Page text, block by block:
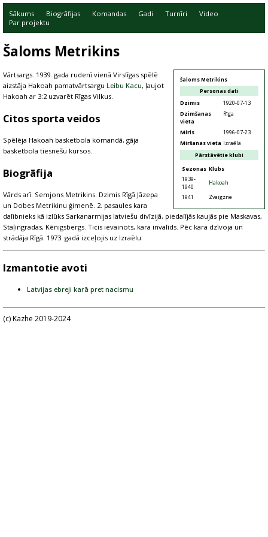
Sākums Biogrāfijas Komandas Gadi Turnīri
Video
Par projektu
Šaloms Metrikins
Šaloms Metrikins
Personas dati
Dzimis
1920-07-13
Dzimšanas
vieta
Rīga
Miris
1996-07-23
Miršanas vieta Izraēla
Pārstāvētie klubi
Sezonas Klubs
1939-
1940
Hakoah
1941
Zvaigzne
Vārtsargs. 1939. gada rudenī vienā Virslīgas spēlē
aizstāja Hakoah pamatvārtsargu Leibu Kacu, ļaujot
Hakoah ar 3:2 uzvarēt Rīgas Vilkus.
Citos sporta veidos
Spēlēja Hakoah basketbola komandā, gāja
basketbola tiesnešu kursos.
Biogrāfija
Vārds arī: Semjons Metrikins. Dzimis Rīgā Jāzepa
un Dobes Metrikinu ģimenē. 2. pasaules kara
dalībnieks kā izlūks Sarkanarmijas latviešu divīzijā, piedalījās kaujās pie Maskavas,
Staļingradas, Kēnigsbergs. Ticis ievainots, kara invalīds. Pēc kara dzīvoja un
strādāja Rīgā. 1973. gadā izceļojis uz Izraēlu.
Izmantotie avoti
Latvijas ebreji karā pret nacismu
(c) Kazhe 2019-2024